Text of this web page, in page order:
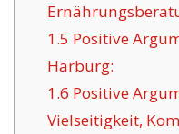
1.5 Positive
Harburg:
1.6 Positive
Vielseitigkeit,